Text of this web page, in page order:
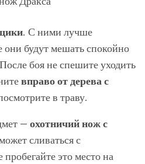
. С ними лучше
они будут мешать спокойно
боя не спешите уходить
вправо от дерева с
в траву.
— охотничий нож с
сливаться с
это место на